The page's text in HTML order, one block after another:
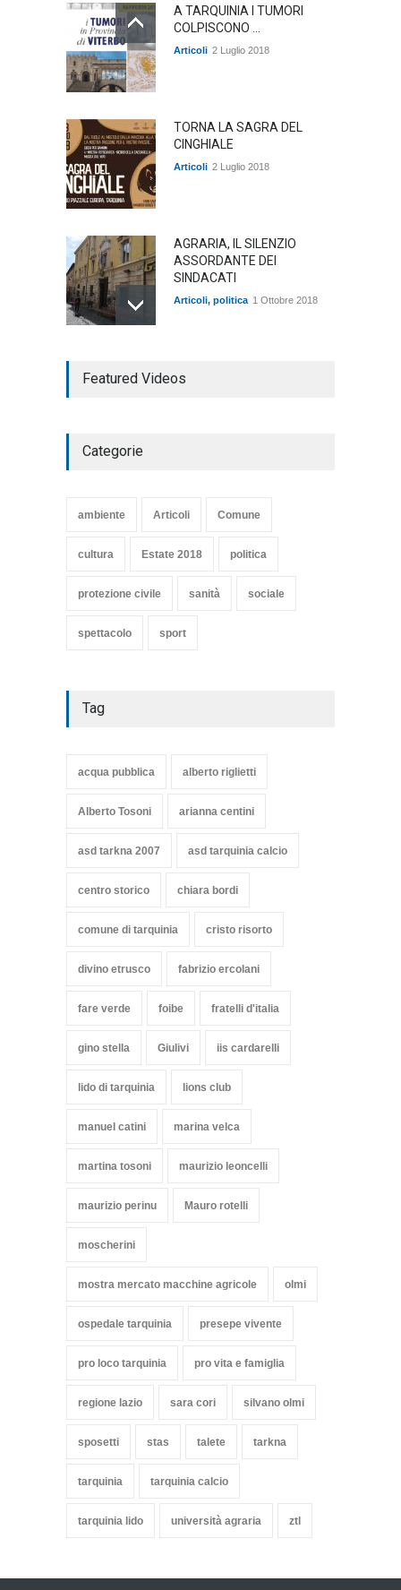
A TARQUINIA I TUMORI
COLPISCONO ...
Articoli 2 Luglio 2018
TORNA LA SAGRA DEL
CINGHIALE
Articoli 2 Luglio 2018
AGRARIA, IL SILENZIO
ASSORDANTE DEI
SINDACATI
Articoli, politica 1 Ottobre 2018
COMMEDIA"
TARQUINIA
Featured Videos
Categorie
ambiente Articoli Comune
cultura Estate 2018 politica
protezione civile sanità sociale
spettacolo sport
Tag
acqua pubblica alberto riglietti
Alberto Tosoni arianna centini
asd tarkna 2007 asd tarquinia calcio
centro storico chiara bordi
comune di tarquinia cristo risorto
divino etrusco fabrizio ercolani
fare verde foibe fratelli d'italia
gino stella Giulivi iis cardarelli
lido di tarquinia lions club
manuel catini marina velca
martina tosoni maurizio leoncelli
maurizio perinu Mauro rotelli
moscherini
mostra mercato macchine agricole olmi
ospedale tarquinia presepe vivente
pro loco tarquinia pro vita e famiglia
regione lazio sara cori silvano olmi
sposetti stas talete tarkna
tarquinia tarquinia calcio
tarquinia lido università agraria ztl